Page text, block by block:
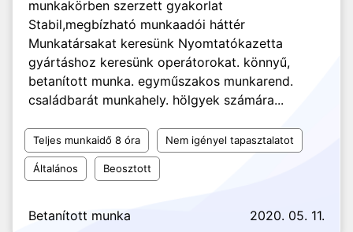
munkakörben szerzett gyakorlat
Stabil,megbízható munkaadói háttér
Munkatársakat keresünk Nyomtatókazetta
gyártáshoz keresünk operátorokat. könnyű,
betanított munka. egyműszakos munkarend.
családbarát munkahely. hölgyek számára...
Teljes munkaidő 8 óra Nem igényel tapasztalatot
Általános Beosztott
Betanított munka 2020. 05. 11.